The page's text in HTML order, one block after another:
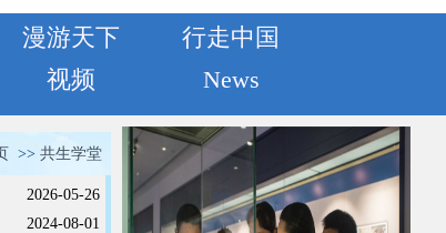
漫游天下
行走中国
视频 News
>> 共生学堂
2026-05-26
食...
2024-08-01